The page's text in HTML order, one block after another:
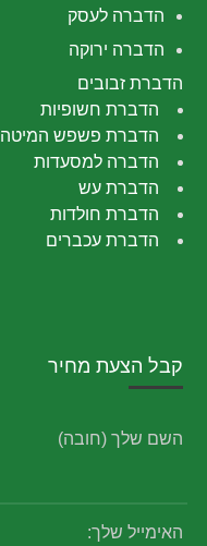
הדברה לעסק
הדברה ירוקה
הדברת זבובים
הדברת חשופיות
הדברת פשפש המיטה
הדברה למסעדות
הדברת עש
הדברת חולדות
הדברת עכברים
קבל הצעת מחיר
השם שלך (חובה)
האימייל שלך: